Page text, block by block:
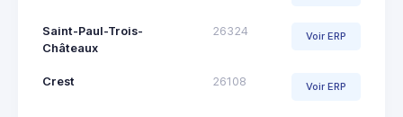
Saint-Paul-Trois-
Châteaux
26324 Voir ERP
Crest 26108 Voir ERP